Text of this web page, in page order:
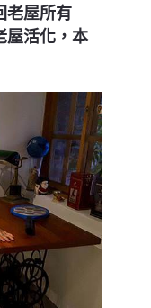
老屋所有
屋活化，本